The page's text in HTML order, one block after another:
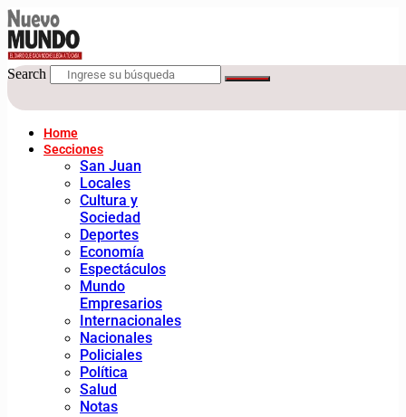
Search
Home
Secciones
San Juan
Locales
Cultura y
Sociedad
Deportes
Economía
Espectáculos
Mundo
Empresarios
Internacionales
Nacionales
Policiales
Política
Salud
Notas